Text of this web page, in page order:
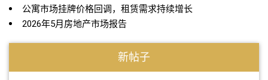
公寓市场挂牌价格回调，租赁需求持续增长
2026年5月房地产市场报告
新帖子